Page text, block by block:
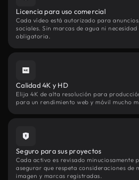
Licencia para uso comercial
Cada vídeo está autorizado para
sociales. Sin marcas de agua ni
obligatoria.
Calidad 4K y HD
Elija 4K de alta resolución para
para un rendimiento web y móvil mucho
Seguro para sus proyectos
Cada activo es revisado minuciosamente
asegurar que respeta consideraciones de
imagen y marcas registradas.